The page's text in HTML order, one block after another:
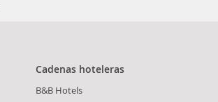
Cadenas hoteleras
B&B Hotels